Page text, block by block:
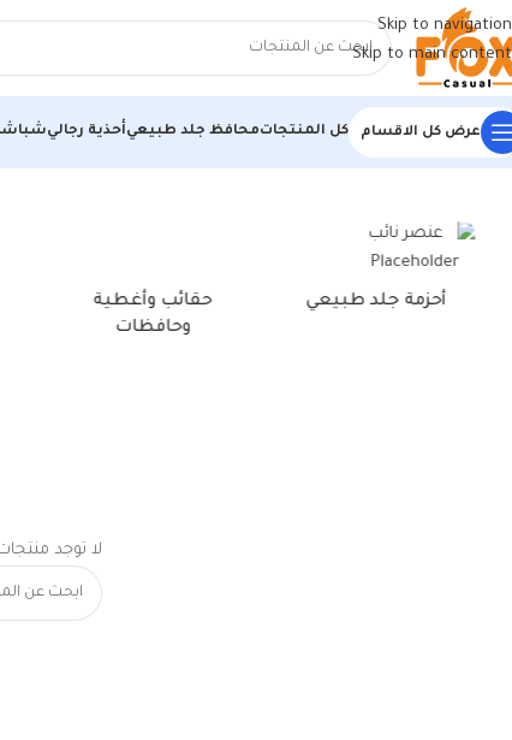
Skip to navigation
Skip to main content
عرض كل الاقسام كل المنتجاتمحافظ جلد طبيعيأحذية رجالي
الرئيسية/منتجات تحت الوسم “أحذية رجالية سوداء للمناسبات”
أحزمة جلد طبيعي
حقائب وأغطية
وحافظات
لا توجد